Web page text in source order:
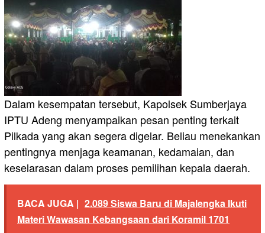
Dalam kesempatan tersebut, Kapolsek Sumberjaya
IPTU Adeng menyampaikan pesan penting terkait
Pilkada yang akan segera digelar. Beliau menekankan
pentingnya menjaga keamanan, kedamaian, dan
keselarasan dalam proses pemilihan kepala daerah.
BACA JUGA | 2.089 Siswa Baru di Majalengka Ikuti
Materi Wawasan Kebangsaan dari Koramil 1701